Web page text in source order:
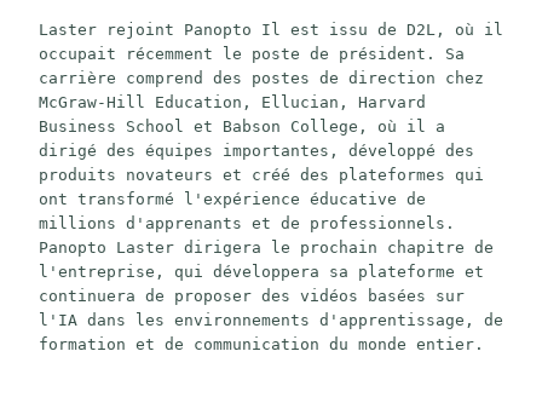
Laster rejoint Panopto Il est issu de D2L, où il
occupait récemment le poste de président. Sa
carrière comprend des postes de direction chez
McGraw-Hill Education, Ellucian, Harvard
Business School et Babson College, où il a
dirigé des équipes importantes, développé des
produits novateurs et créé des plateformes qui
ont transformé l'expérience éducative de
millions d'apprenants et de professionnels.
Panopto Laster dirigera le prochain chapitre de
l'entreprise, qui développera sa plateforme et
continuera de proposer des vidéos basées sur
l'IA dans les environnements d'apprentissage, de
formation et de communication du monde entier.